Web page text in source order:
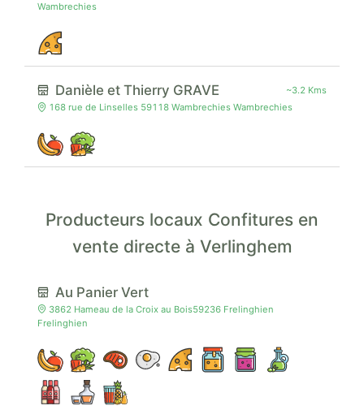
Wambrechies
Danièle et Thierry GRAVE
~3.2 Kms
168 rue de Linselles 59118 Wambrechies Wambrechies
Producteurs locaux Confitures en
vente directe à Verlinghem
Au Panier Vert
3862 Hameau de la Croix au Bois59236 Frelinghien
Frelinghien